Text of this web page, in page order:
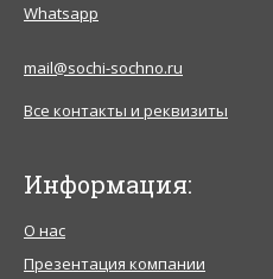
Whatsapp
mail@sochi-sochno.ru
Все контакты и реквизиты
Информация:
О нас
Презентация компании